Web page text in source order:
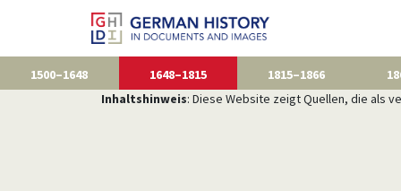
1500–1648 1648–1815 1815–1866
Inhaltshinweis: Diese Website zeigt Quellen, die als